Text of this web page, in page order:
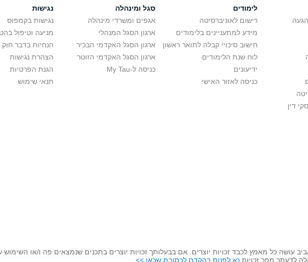
דין
לימודים
רישום לאוניברסיטה
מידע למתעניינים בלימודים
חישוב סיכויי קבלה לתואר ראשון
לוח שנת הלימודים
ידיעונים
כניסה לאזור האישי
סגל ומינהלה
אגפים ומשרדי מינהלה
ארגון הסגל המנהלי
ארגון הסגל האקדמי הבכיר
ארגון הסגל האקדמי הזוטר
כניסה ל-My Tau
נגישות
נגישות בקמפוס
מניעה וטיפול
הנחיות בדבר
הצהרת נגישות
הגנת הפרטיות
תנאי שימוש
עושה כל מאמץ לכבד זכויות יוצרים. אם בבעלותך זכויות יוצרים בתכנים שנמצאים פה ו/או
לדעתך מפר זכויות נא לפנות בהקדם לכתובת שכאן >>